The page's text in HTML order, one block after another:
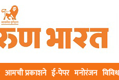
आमची प्रकाशने ई-पेपर मनोरंजन विविध